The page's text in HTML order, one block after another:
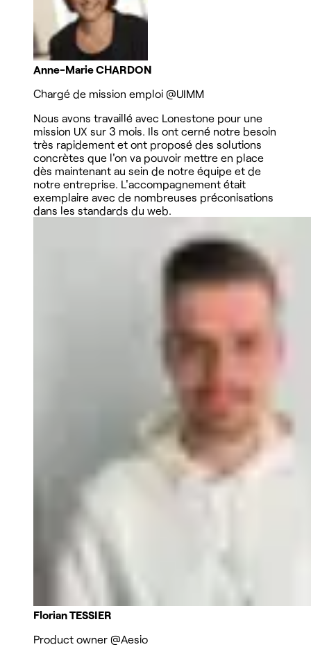
Anne-Marie CHARDON
Chargé de mission emploi @UIMM
Nous avons travaillé avec Lonestone pour une
mission UX sur 3 mois. Ils ont cerné notre besoin
très rapidement et ont proposé des solutions
concrètes que l'on va pouvoir mettre en place
dès maintenant au sein de notre équipe et de
notre entreprise. L'accompagnement était
exemplaire avec de nombreuses préconisations
dans les standards du web.
Florian TESSIER
Product owner @Aesio